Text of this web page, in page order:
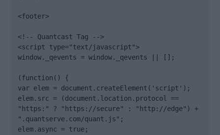
<footer>
<!-- Quantcast Tag -->
<script type="text/javascript">
window._qevents = window._qevents || [];
(function() {
var elem = document.createElement('script');
elem.src = (document.location.protocol ==
"https:" ? "https://secure" : "http://edge") +
".quantserve.com/quant.js";
elem.async = true;